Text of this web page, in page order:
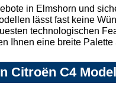
in Elmshorn und
lässt fast keine
technologischen
Ihnen eine breite Palette
Citroën C4